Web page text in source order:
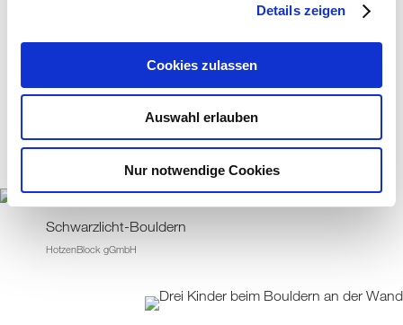
Details zeigen
Cookies zulassen
Auswahl erlauben
Nur notwendige Cookies
aus allen Lebensbereichen zu schaffen.
Schwarzlicht-Bouldern
HotzenBlock gGmbH